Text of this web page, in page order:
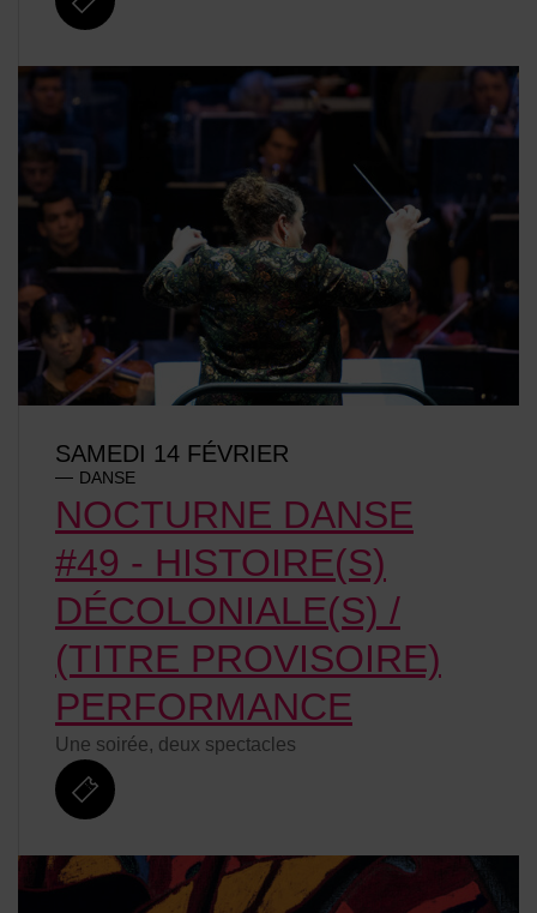
billetterie
NOCTURNE DANSE
#49 - HISTOIRE(S)
DÉCOLONIALE(S) /
(TITRE PROVISOIRE)
PERFORMANCE
SAMEDI 14 FÉVRIER
DANSE
Une soirée, deux spectacles
billetterie